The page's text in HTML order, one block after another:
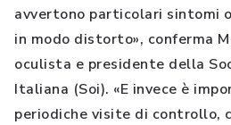
avvertono particolari sintomi
in modo distorto», conferma
oculista e presidente della
Italiana (Soi). «E invece è
periodiche visite di controllo,